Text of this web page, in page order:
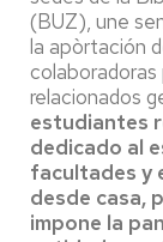
(BUZ), une
la apòrtación
colaboradoras
relacionados
estudiantes
dedicado al
facultades y
desde casa,
impone la